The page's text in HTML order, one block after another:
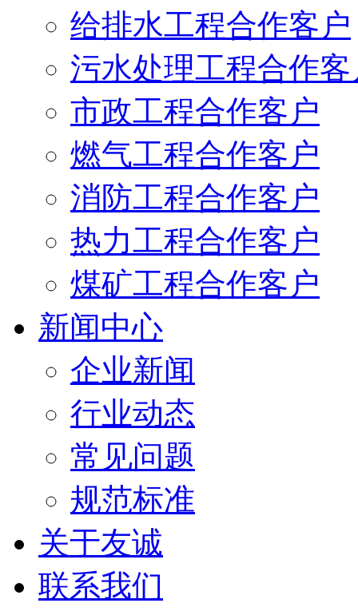
给排水工程合作客户
污水处理工程合作客
市政工程合作客户
燃气工程合作客户
消防工程合作客户
热力工程合作客户
煤矿工程合作客户
新闻中心
企业新闻
行业动态
常见问题
规范标准
关于友诚
联系我们